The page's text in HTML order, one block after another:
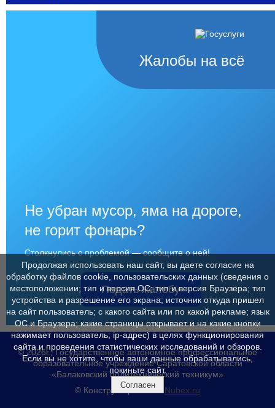
Жалобы на всё
Не убран мусор, яма на дороге,
не горит фонарь?
Столкнулись с проблемой — сообщите о ней!
Подать жалобу
© 2026г., Государственное автономное профессиональное
образовательное учреждение Саратовской области
«Балаковский политехнический техникум»
© Конструктор сайтов Nubex.ru
Продолжая использовать наш сайт, вы даете согласие на
обработку файлов cookie, пользовательских данных (сведения о
местоположении; тип и версия ОС; тип и версия Браузера; тип
устройства и разрешение его экрана; источник откуда пришел
на сайт пользователь; с какого сайта или по какой рекламе; язык
ОС и Браузера; какие страницы открывает и на какие кнопки
нажимает пользователь; ip-адрес) в целях функционирования
сайта и проведения статистических исследований и обзоров.
Если вы не хотите, чтобы ваши данные обрабатывались,
покиньте сайт.
Согласен